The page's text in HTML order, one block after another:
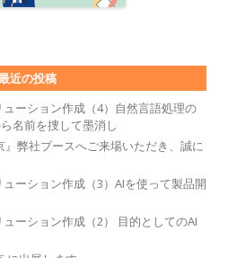
近の投稿
ーション作成（4）自然言語処理の
名前を捜して墨消し
』弊社ブースへご来場いただき、誠に
ーション作成（3）AIを使って製品開
ーション作成（2） 目的としてのAI